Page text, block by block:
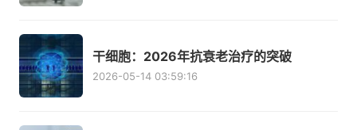
干细胞：2026年抗衰老治疗的突破
2026-05-14 03:59:16